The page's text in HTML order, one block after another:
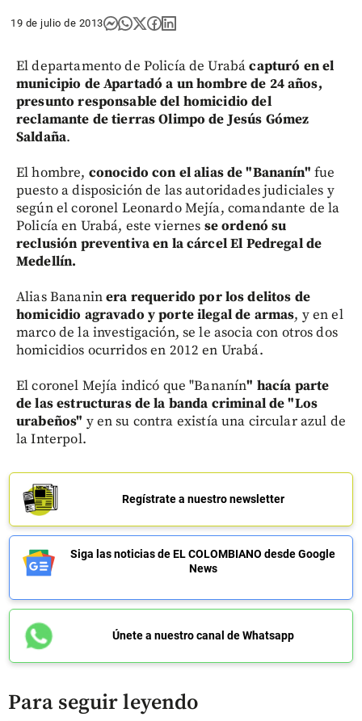
19 de julio de 2013
El departamento de Policía de Urabácapturó en el
municipio de Apartadó a un hombre de 24 años,
presunto responsable del homicidio del
reclamante de tierras Olimpo de Jesús Gómez
Saldaña.
El hombre, conocido con el alias de "Bananín" fue
puesto a disposición de las autoridades judiciales y
según el coronel Leonardo Mejía, comandante de la
Policía en Urabá, este viernes se ordenó su
reclusión preventiva en la cárcel El Pedregal de
Medellín.
Alias Bananinera requerido por los delitos de
homicidio agravado y porte ilegal de armas, y en el
marco de la investigación, se le asocia con otros dos
homicidios ocurridos en 2012 en Urabá.
El coronel Mejía indicó que "Bananín" hacía parte
de las estructuras de la banda criminal de "Los
urabeños" y en su contra existía una circular azul de
la Interpol.
Regístrate a nuestro newsletter
Siga las noticias de EL COLOMBIANO desde Google
News
Únete a nuestro canal de Whatsapp
Para seguir leyendo